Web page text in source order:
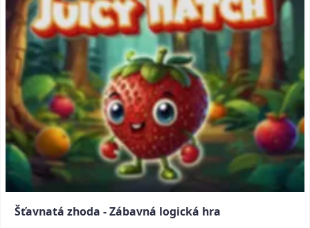
Šťavnatá zhoda - Zábavná logická hra